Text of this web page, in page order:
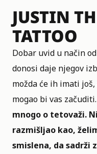
JUSTIN
TATTOO
Dobar uvid u način
donosi daje njegov
možda će ih imati
mogao bi vas začuditi.
mnogo o tetovaži.
razmišljao kao,
smislena, da sadrži